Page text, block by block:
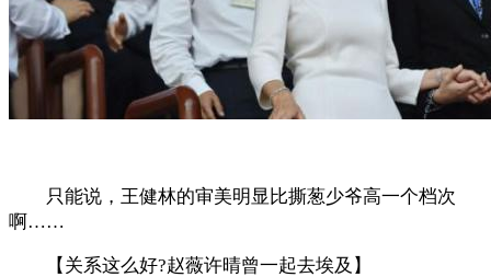
只能说，王健林的审美明显比撕葱少爷高一个档次
啊……
【关系这么好?赵薇许晴曾一起去埃及】